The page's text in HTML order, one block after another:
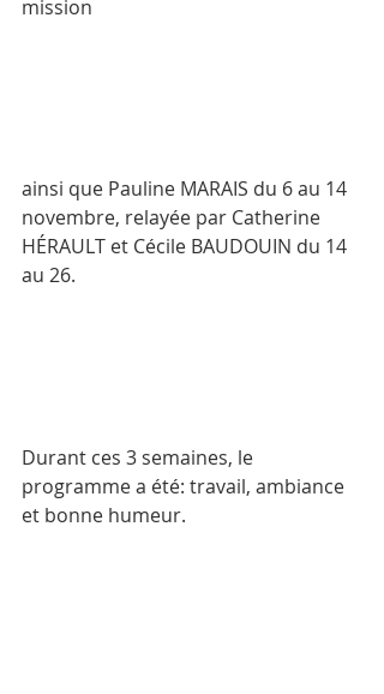
mission
ainsi que Pauline MARAIS du 6 au 14
novembre, relayée par Catherine
HÉRAULT et Cécile BAUDOUIN du 14
au 26.
Durant ces 3 semaines, le
programme a été: travail, ambiance
et bonne humeur.